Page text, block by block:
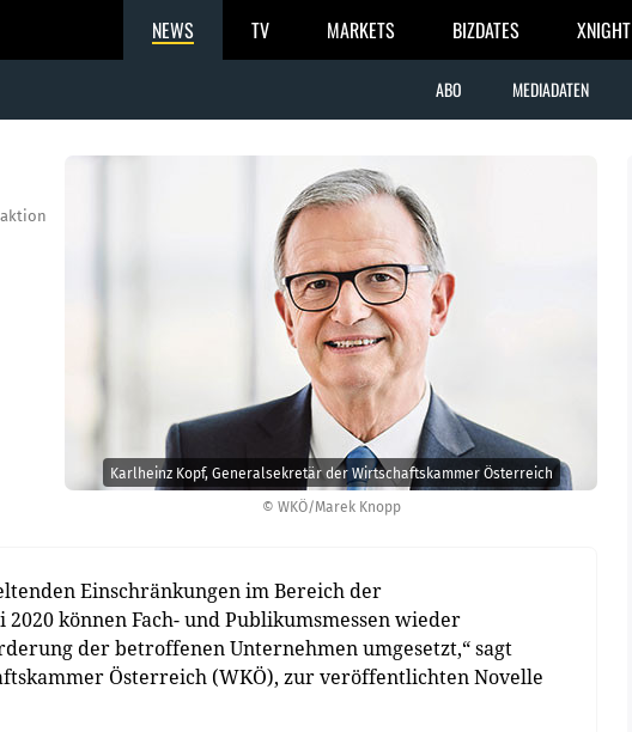
NEWS TV MARKETS BIZDATES XNIGHT
ABO MEDIADATEN
© WKÖ/Marek Knopp
Karlheinz Kopf, Generalsekretär der Wirtschaftskammer Österreich
Einschränkungen im Bereich der
können Fach- und Publikumsmessen wieder
der betroffenen Unternehmen umgesetzt,“ sagt
Österreich (WKÖ), zur veröffentlichten Novelle